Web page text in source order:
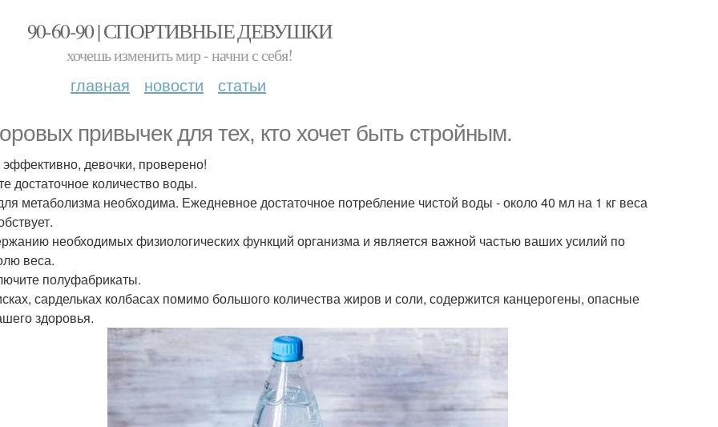
90-60-90 | СПОРТИВНЫЕ ДЕВУШКИ
хочешь изменить мир - начни с себя!
главная новости статьи
привычек для тех, кто хочет быть стройным.
девочки, проверено!
достаточное количество воды.
метаболизма необходима. Ежедневное достаточное потребление чистой воды - около 40 мл на 1 кг веса
необходимых физиологических функций организма и является важной частью ваших усилий по
веса.
полуфабрикаты.
сардельках колбасах помимо большого количества жиров и соли, содержится канцерогены, опасные
здоровья.